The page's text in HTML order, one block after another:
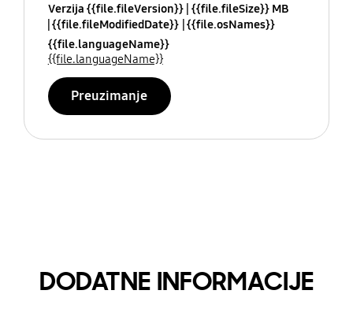
Verzija {{file.fileVersion}} {{file.fileSize}} MB
{{file.fileModifiedDate}} {{file.osNames}}
{{file.languageName}}
{{file.languageName}}
Preuzimanje
DODATNE INFORMACIJE